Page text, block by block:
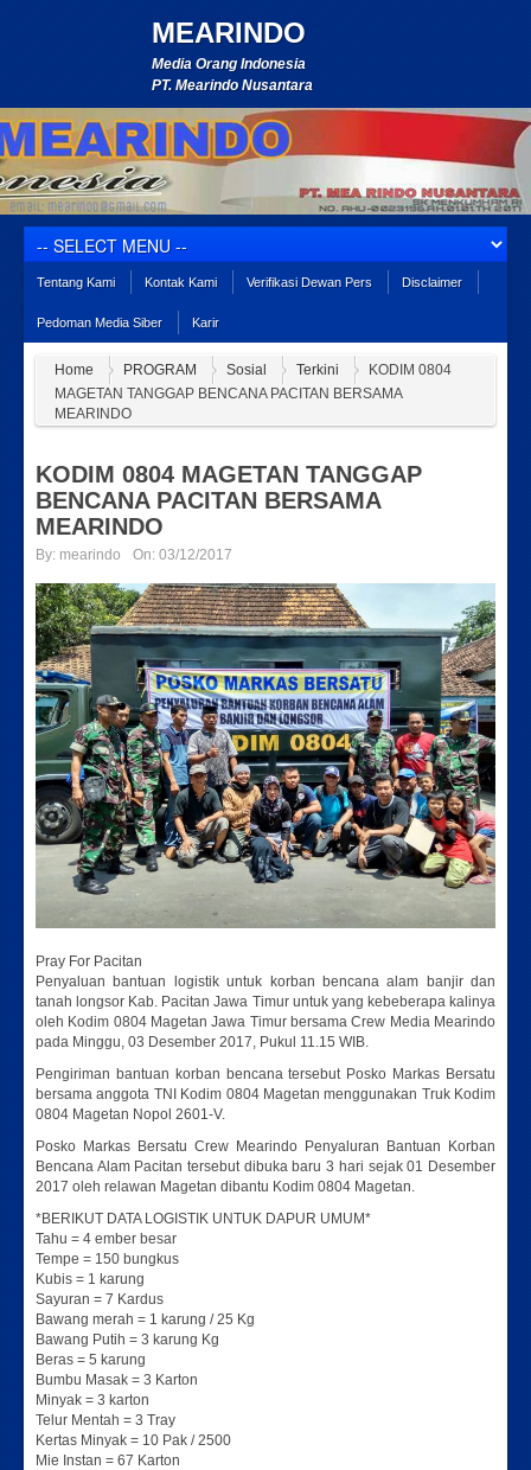
MEARINDO
Media Orang Indonesia
PT. Mearindo Nusantara
Tentang Kami Kontak Kami Verifikasi Dewan Pers Disclaimer
Pedoman Media Siber Karir
Home PROGRAM Sosial Terkini
KODIM 0804
MAGETAN TANGGAP BENCANA PACITAN BERSAMA
MEARINDO
KODIM 0804 MAGETAN TANGGAP
BENCANA PACITAN BERSAMA
MEARINDO
By: mearindo On: 03/12/2017
Pray For Pacitan
Penyaluan bantuan logistik untuk korban bencana alam banjir dan
tanah longsor Kab. Pacitan Jawa Timur untuk yang kebeberapa kalinya
oleh Kodim 0804 Magetan Jawa Timur bersama Crew Media Mearindo
pada Minggu, 03 Desember 2017, Pukul 11.15 WIB.
Pengiriman bantuan korban bencana tersebut Posko Markas Bersatu
bersama anggota TNI Kodim 0804 Magetan menggunakan Truk Kodim
0804 Magetan Nopol 2601-V.
Posko Markas Bersatu Crew Mearindo Penyaluran Bantuan Korban
Bencana Alam Pacitan tersebut dibuka baru 3 hari sejak 01 Desember
2017 oleh relawan Magetan dibantu Kodim 0804 Magetan.
*BERIKUT DATA LOGISTIK UNTUK DAPUR UMUM*
Tahu = 4 ember besar
Tempe = 150 bungkus
Kubis = 1 karung
Sayuran = 7 Kardus
Bawang merah = 1 karung / 25 Kg
Bawang Putih = 3 karung Kg
Beras = 5 karung
Bumbu Masak = 3 Karton
Minyak = 3 karton
Telur Mentah = 3 Tray
Kertas Minyak = 10 Pak / 2500
Mie Instan = 67 Karton